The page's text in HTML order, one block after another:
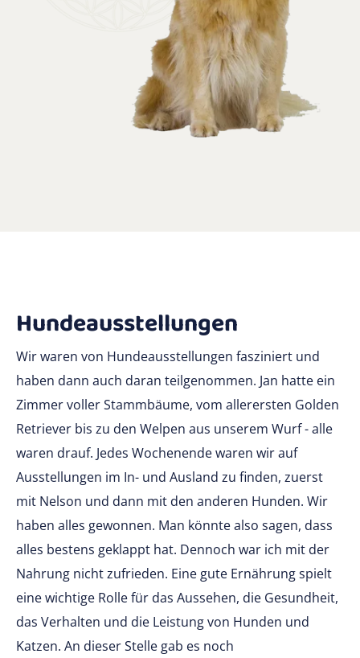
Hundeausstellungen
Wir waren von Hundeausstellungen fasziniert und
haben dann auch daran teilgenommen. Jan hatte ein
Zimmer voller Stammbäume, vom allerersten Golden
Retriever bis zu den Welpen aus unserem Wurf - alle
waren drauf. Jedes Wochenende waren wir auf
Ausstellungen im In- und Ausland zu finden, zuerst
mit Nelson und dann mit den anderen Hunden. Wir
haben alles gewonnen. Man könnte also sagen, dass
alles bestens geklappt hat. Dennoch war ich mit der
Nahrung nicht zufrieden. Eine gute Ernährung spielt
eine wichtige Rolle für das Aussehen, die Gesundheit,
das Verhalten und die Leistung von Hunden und
Katzen. An dieser Stelle gab es noch